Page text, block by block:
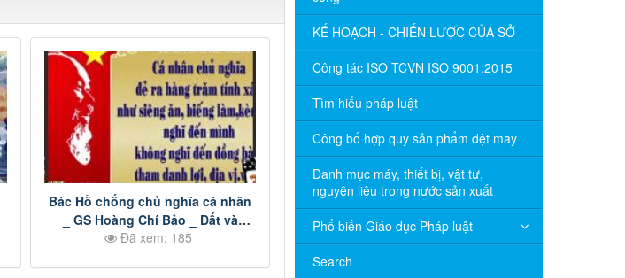
Bác Hồ chống chủ nghĩa cá nhân
_ GS Hoàng Chí Bảo _ Đất và
người Xứ Lạng p1
Đã xem: 185
KẾ HOẠCH - CHIẾN LƯỢC CỦA SỞ
Công tác ISO TCVN ISO 9001:2015
Tìm hiểu pháp luật
Công bố hợp quy sản phẩm dệt may
Danh mục máy, thiết bị, vật tư,
nguyên liệu trong nước sản xuất
Phổ biến Giáo dục Pháp luật
Search